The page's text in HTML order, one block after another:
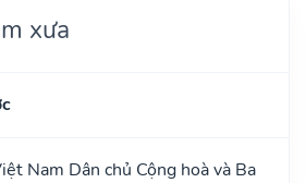
xưa
Nam Dân chủ Cộng hoà và Ba